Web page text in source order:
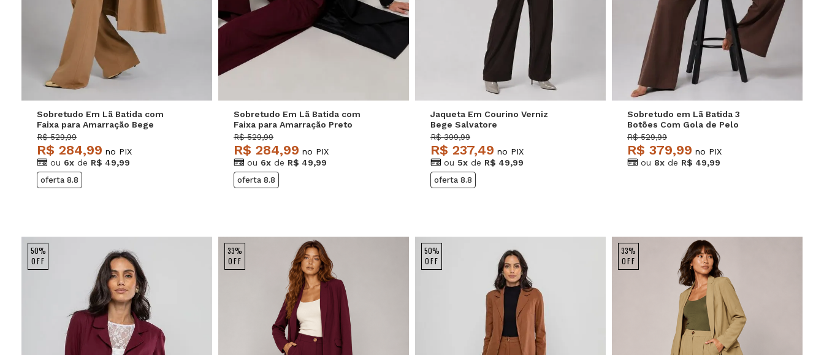
M G GG
Sobretudo Em Lã Batida com
Faixa para Amarração Bege
Salvatore
R$ 529,99
R$ 284,99 no PIX
ou 6x de R$ 49,99
oferta 8.8
P M GG
Sobretudo Em Lã Batida com
Faixa para Amarração Preto
Salvatore
R$ 529,99
R$ 284,99 no PIX
ou 6x de R$ 49,99
oferta 8.8
M G GG
Jaqueta Em Courino Verniz
Bege Salvatore
R$ 399,99
R$ 237,49 no PIX
ou 5x de R$ 49,99
oferta 8.8
M G
Sobretudo em Lã Batida 3
Botões Com Gola de Pelo
Caramelo Salvatore
R$ 529,99
R$ 379,99 no PIX
ou 8x de R$ 49,99
50%
OFF
33%
OFF
50%
OFF
33%
OFF